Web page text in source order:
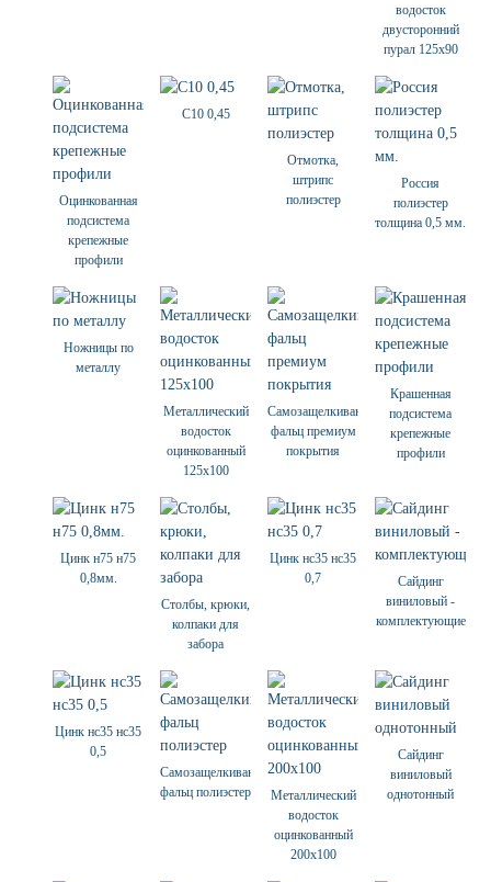
водосток
двусторонний
пурал 125х90
Оцинкованная
подсистема
крепежные
профили
С10 0,45
Отмотка,
штрипс
полиэстер
Россия
полиэстер
толщина 0,5 мм.
Ножницы по
металлу
Металлический
водосток
оцинкованный
125х100
Самозащелкивающийся
фальц премиум
покрытия
Крашенная
подсистема
крепежные
профили
Цинк н75 н75
0,8мм.
Столбы, крюки,
колпаки для
забора
Цинк нс35 нс35
0,7
Сайдинг
виниловый -
комплектующие
Цинк нс35 нс35
0,5
Самозащелкивающийся
фальц полиэстер
Металлический
водосток
оцинкованный
200х100
Сайдинг
виниловый
однотонный